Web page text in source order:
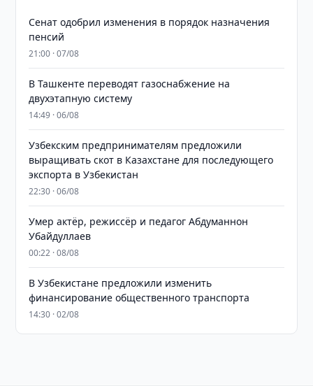
Сенат одобрил изменения в порядок назначения
пенсий
21:00 · 07/08
В Ташкенте переводят газоснабжение на
двухэтапную систему
14:49 · 06/08
Узбекским предпринимателям предложили
выращивать скот в Казахстане для последующего
экспорта в Узбекистан
22:30 · 06/08
Умер актёр, режиссёр и педагог Абдуманнон
Убайдуллаев
00:22 · 08/08
В Узбекистане предложили изменить
финансирование общественного транспорта
14:30 · 02/08